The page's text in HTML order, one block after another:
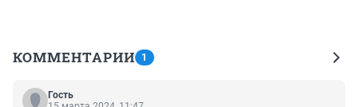
КОММЕНТАРИИ 1
Гость